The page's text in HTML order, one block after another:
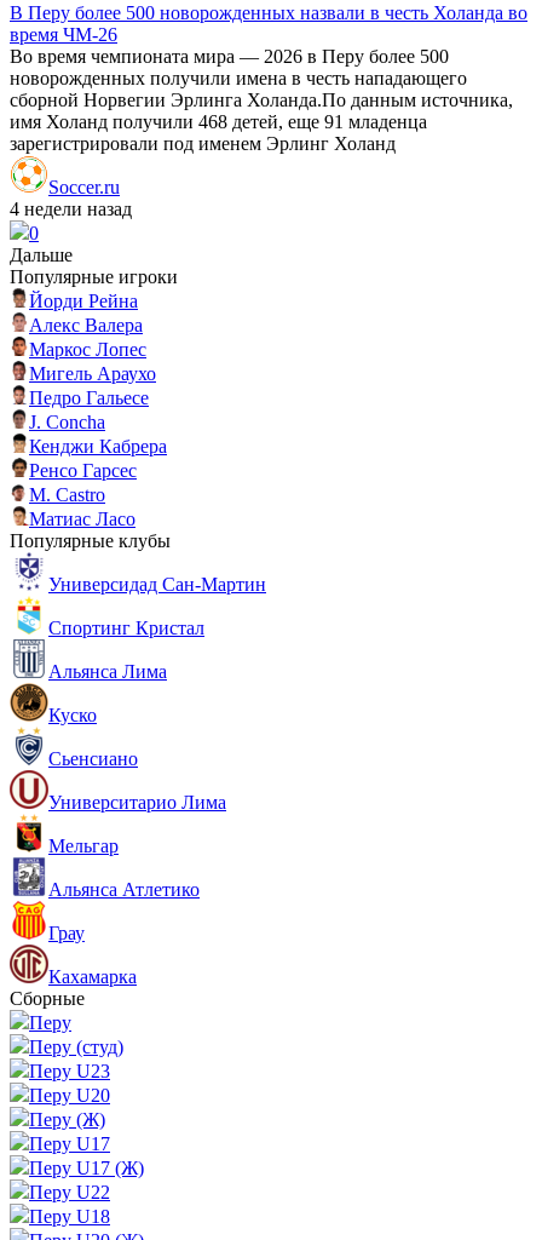
В Перу более 500 новорожденных назвали в честь Холанда во
время ЧМ-26
Во время чемпионата мира — 2026 в Перу более 500
новорожденных получили имена в честь нападающего
сборной Норвегии Эрлинга Холанда.По данным источника,
имя Холанд получили 468 детей, еще 91 младенца
зарегистрировали под именем Эрлинг Холанд
Soccer.ru
4 недели назад
0
Дальше
Популярные игроки
Йорди Рейна
Алекс Валера
Маркос Лопес
Мигель Араухо
Педро Гальесе
J. Concha
Кенджи Кабрера
Ренсо Гарсес
M. Castro
Матиас Ласо
Популярные клубы
Универсидад Сан-Мартин
Спортинг Кристал
Альянса Лима
Куско
Сьенсиано
Университарио Лима
Мельгар
Альянса Атлетико
Грау
Кахамарка
Сборные
Перу
Перу (студ)
Перу U23
Перу U20
Перу (Ж)
Перу U17
Перу U17 (Ж)
Перу U22
Перу U18